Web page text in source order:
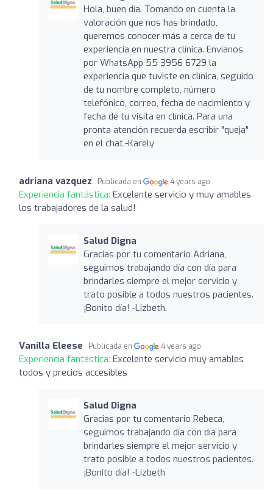
Hola, buen día. Tomando en cuenta la
valoración que nos has brindado,
queremos conocer más a cerca de tu
experiencia en nuestra clínica. Envíanos
por WhatsApp 55 3956 6729 la
experiencia que tuviste en clínica, seguido
de tu nombre completo, número
telefónico, correo, fecha de nacimiento y
fecha de tu visita en clínica. Para una
pronta atención recuerda escribir "queja"
en el chat.-Karely
adriana vazquez Publicada en 4 years ago
Experiencia fantástica: Excelente servicio y muy amables
los trabajadores de la salud!
Salud Digna
Gracias por tu comentario Adriana,
seguimos trabajando día con día para
brindarles siempre el mejor servicio y
trato posible a todos nuestros pacientes.
¡Bonito día! -Lizbeth.
Vanilla Eleese Publicada en 4 years ago
Experiencia fantástica: Excelente servicio muy amables
todos y precios accesibles
Salud Digna
Gracias por tu comentario Rebeca,
seguimos trabajando día con día para
brindarles siempre el mejor servicio y
trato posible a todos nuestros pacientes.
¡Bonito día! -Lizbeth